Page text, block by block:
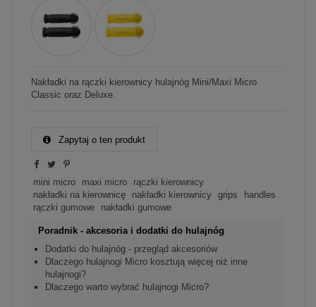
Nakładki na rączki kierownicy hulajnóg Mini/Maxi Micro
Classic oraz Deluxe.
Zapytaj o ten produkt
mini micro maxi micro
rączki kierownicy
nakładki na kierownicę
nakładki kierownicy grips
handles
rączki gumowe
nakładki gumowe
Poradnik - akcesoria i dodatki do hulajnóg
Dodatki do hulajnóg - przegląd akcesoriów
Dlaczego hulajnogi Micro kosztują więcej niż inne
hulajnogi?
Dlaczego warto wybrać hulajnogi Micro?